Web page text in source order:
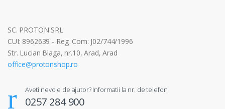
SC. PROTON SRL
CUI: 8962639 - Reg. Com: J02/744/1996
Str. Lucian Blaga, nr.10, Arad, Arad
office@protonshop.ro
Aveti nevoie de ajutor? Informatii la nr. de telefon:
0257 284 900